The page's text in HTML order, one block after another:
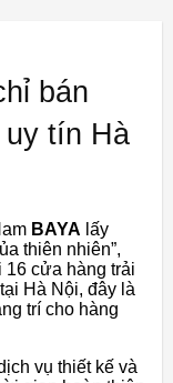
bán
uy tín Hà
BAYA lấy
thiên nhiên”,
16 cửa hàng trải
Hà Nội, đây là
trí cho hàng
vụ thiết kế và